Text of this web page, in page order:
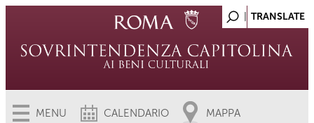
MENU CALENDARIO MAPPA